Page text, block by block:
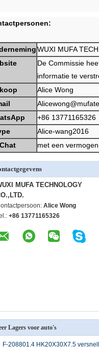
WUXI MUFA
De Commissie
informatie te
Alice Wong
+86 13771165326
Alice-wang2016
met een
MUFA TECHNOLOGY
Alice Wong
+86 13771165326
Lagers voor auto's
F-208801.4 HK20X30X7.5